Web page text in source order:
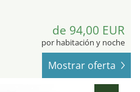
de 94,00 EUR
por habitación y noche
Mostrar oferta